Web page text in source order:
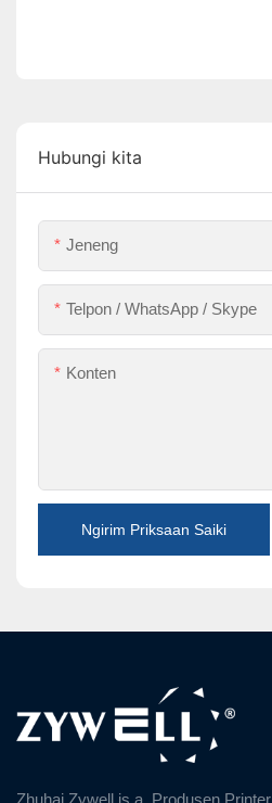
Hubungi kita
Jeneng
Telpon / WhatsApp / Skype
Konten
Ngirim Priksaan Saiki
Zhuhai Zywell is a Produsen Printer